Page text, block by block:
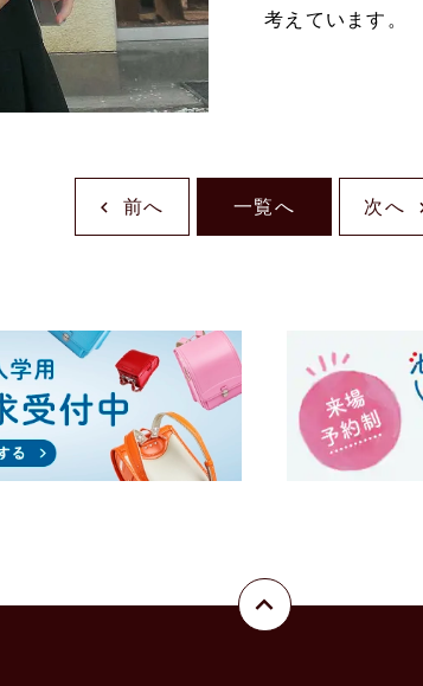
考えています。
前へ 次へ
一覧へ